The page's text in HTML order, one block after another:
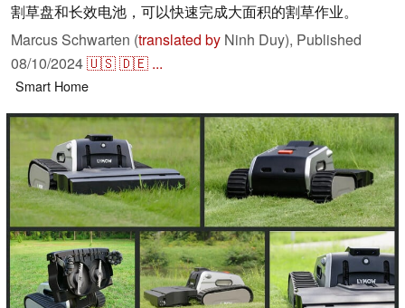
割草盘和长效电池，可以快速完成大面积的割草作业。
Marcus Schwarten (translated by Ninh Duy), Published
08/10/2024🇺🇸🇩🇪 ...
Smart Home